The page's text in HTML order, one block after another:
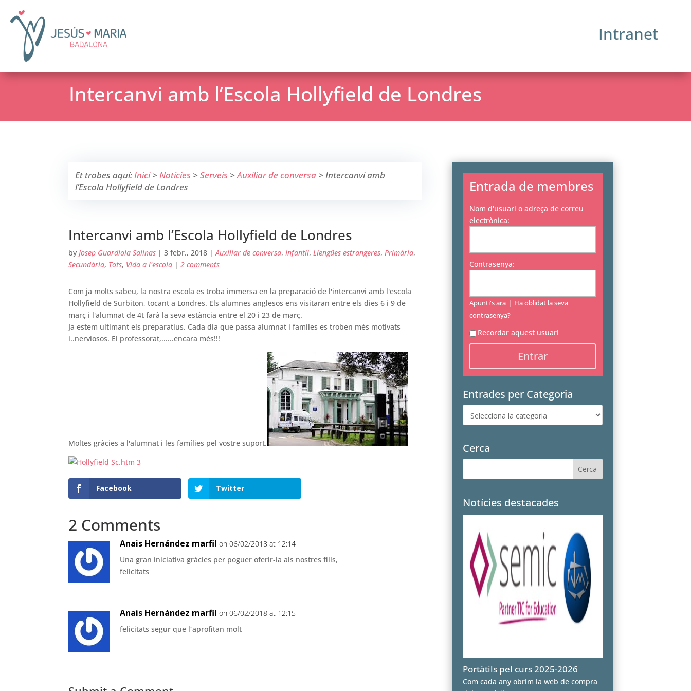
Intranet
Intercanvi amb l’Escola Hollyfield de Londres
Et trobes aquí:Inici>Notícies >Serveis >Auxiliar de conversa >Intercanvi amb
l’Escola Hollyfield de Londres
Intercanvi amb l’Escola Hollyfield de Londres
by Josep Guardiola Salinas| 3 febr., 2018| Auxiliar de conversa, Infantil, Llengües estrangeres, Primària,
Secundària, Tots, Vida a l'escola| 2 comments
Com ja molts sabeu, la nostra escola es troba immersa en la preparació de l'intercanvi amb l'escola
Hollyfield de Surbiton, tocant a Londres. Els alumnes anglesos ens visitaran entre els dies 6 i 9 de
març i l'alumnat de 4t farà la seva estància entre el 20 i 23 de març.
Ja estem ultimant els preparatius. Cada dia que passa alumnat i famíles es troben més motivats
i..nerviosos. El professorat,......encara més!!!
Moltes gràcies a l'alumnat i les famílies pel vostre suport.
Facebook Twitter
2 Comments
Anais Hernández marfil on 06/02/2018 at 12:14
Una gran iniciativa gràcies per poguer oferir-la als nostres fills,
felicitats
Anais Hernández marfil on 06/02/2018 at 12:15
felicitats segur que l´aprofitan molt
Entrada de membres
Nom d'usuari o adreça de correu
electrònica:
Contrasenya:
Apunti's ara | Ha oblidat la seva
contrasenya?
Recordar aquest usuari
Entrades per Categoria
per
Cerca
Notícies destacades
Portàtils pel curs 2025-2026
Com cada any obrim la web de compra